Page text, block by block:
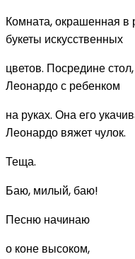
Комната, окрашенная в
букеты искусственных
цветов. Посредине
Леонардо с ребенком
на руках. Она его
Леонардо вяжет чулок.
Теща.
Баю, милый, баю!
Песню начинаю
о коне высоком,